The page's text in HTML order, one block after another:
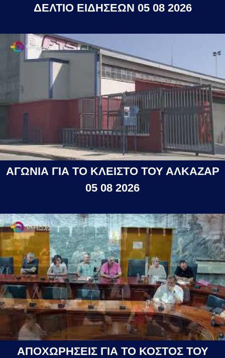
ΔΕΛΤΙΟ ΕΙΔΗΣΕΩΝ 05 08 2026
ΑΓΩΝΙΑ ΓΙΑ ΤΟ ΚΛΕΙΣΤΟ ΤΟΥ ΑΛΚΑΖΑΡ
05 08 2026
ΑΠΟΧΩΡΗΣΕΙΣ ΓΙΑ ΤΟ ΚΟΣΤΟΣ ΤΟΥ